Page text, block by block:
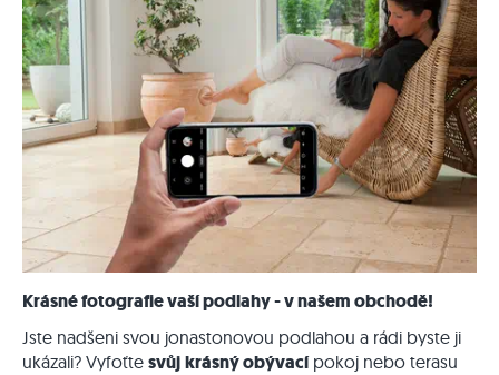
Krásné fotografie vaší podlahy - v našem obchodě!
Jste nadšeni svou jonastonovou podlahou a rádi byste ji
ukázali? Vyfoťte svůjkrásný obývacípokoj nebo terasu